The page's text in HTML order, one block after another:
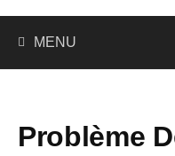
MENU
Problème